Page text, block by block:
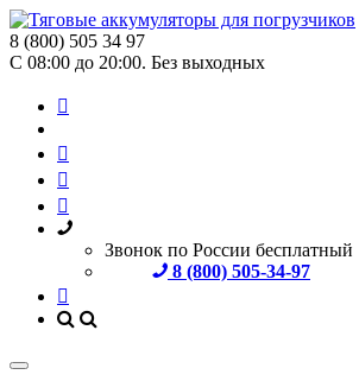
8 (800) 505 34 97
С 08:00 до 20:00. Без выходных
Звонок по России бесплатный
8 (800) 505-34-97